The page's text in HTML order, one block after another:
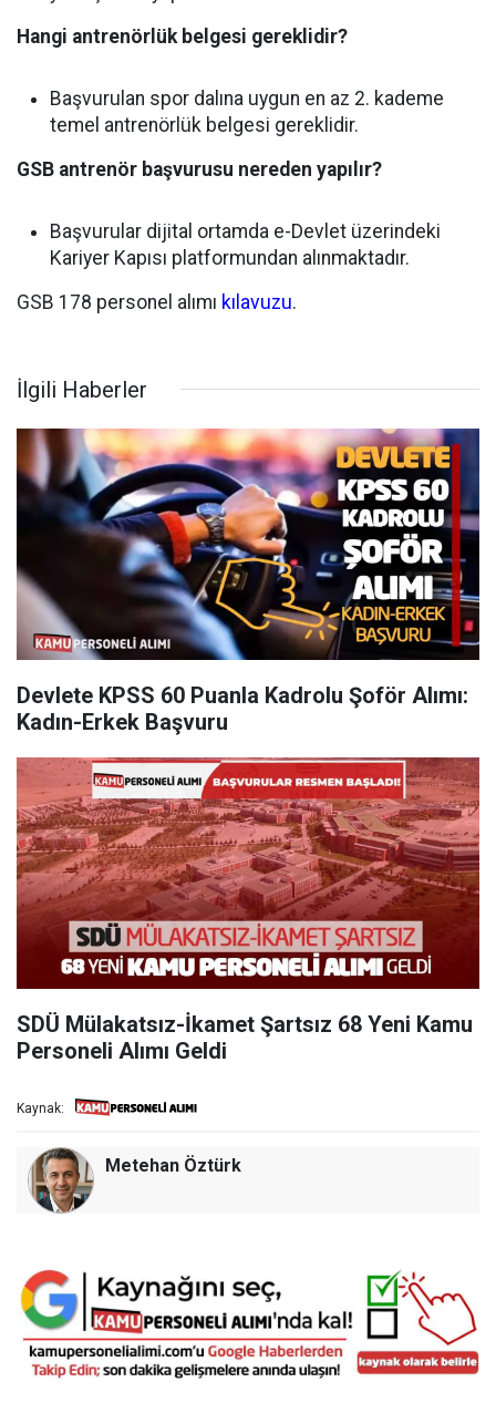
Hangi antrenörlük belgesi gereklidir?
Başvurulan spor dalına uygun en az 2. kademe
temel antrenörlük belgesi gereklidir.
GSB antrenör başvurusu nereden yapılır?
Başvurular dijital ortamda e-Devlet üzerindeki
Kariyer Kapısı platformundan alınmaktadır.
GSB 178 personel alımı kılavuzu.
İlgili Haberler
Devlete KPSS 60 Puanla Kadrolu Şoför Alımı:
Kadın-Erkek Başvuru
SDÜ Mülakatsız-İkamet Şartsız 68 Yeni Kamu
Personeli Alımı Geldi
Kaynak:
Metehan Öztürk